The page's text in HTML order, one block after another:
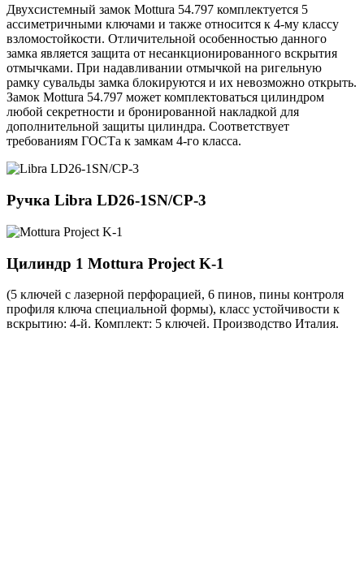
Двухсистемный замок Mottura 54.797 комплектуется 5
ассиметричными ключами и также относится к 4-му классу
взломостойкости. Отличительной особенностью данного
замка является защита от несанкционированного вскрытия
отмычками. При надавливании отмычкой на ригельную
рамку сувальды замка блокируются и их невозможно открыть.
Замок Mottura 54.797 может комплектоваться цилиндром
любой секретности и бронированной накладкой для
дополнительной защиты цилиндра. Соответствует
требованиям ГОСТа к замкам 4-го класса.
Ручка Libra LD26-1SN/CP-3
Цилиндр 1 Mottura Project K-1
(5 ключей с лазерной перфорацией, 6 пинов, пины контроля
профиля ключа специальной формы), класс устойчивости к
вскрытию: 4-й. Комплект: 5 ключей. Производство Италия.